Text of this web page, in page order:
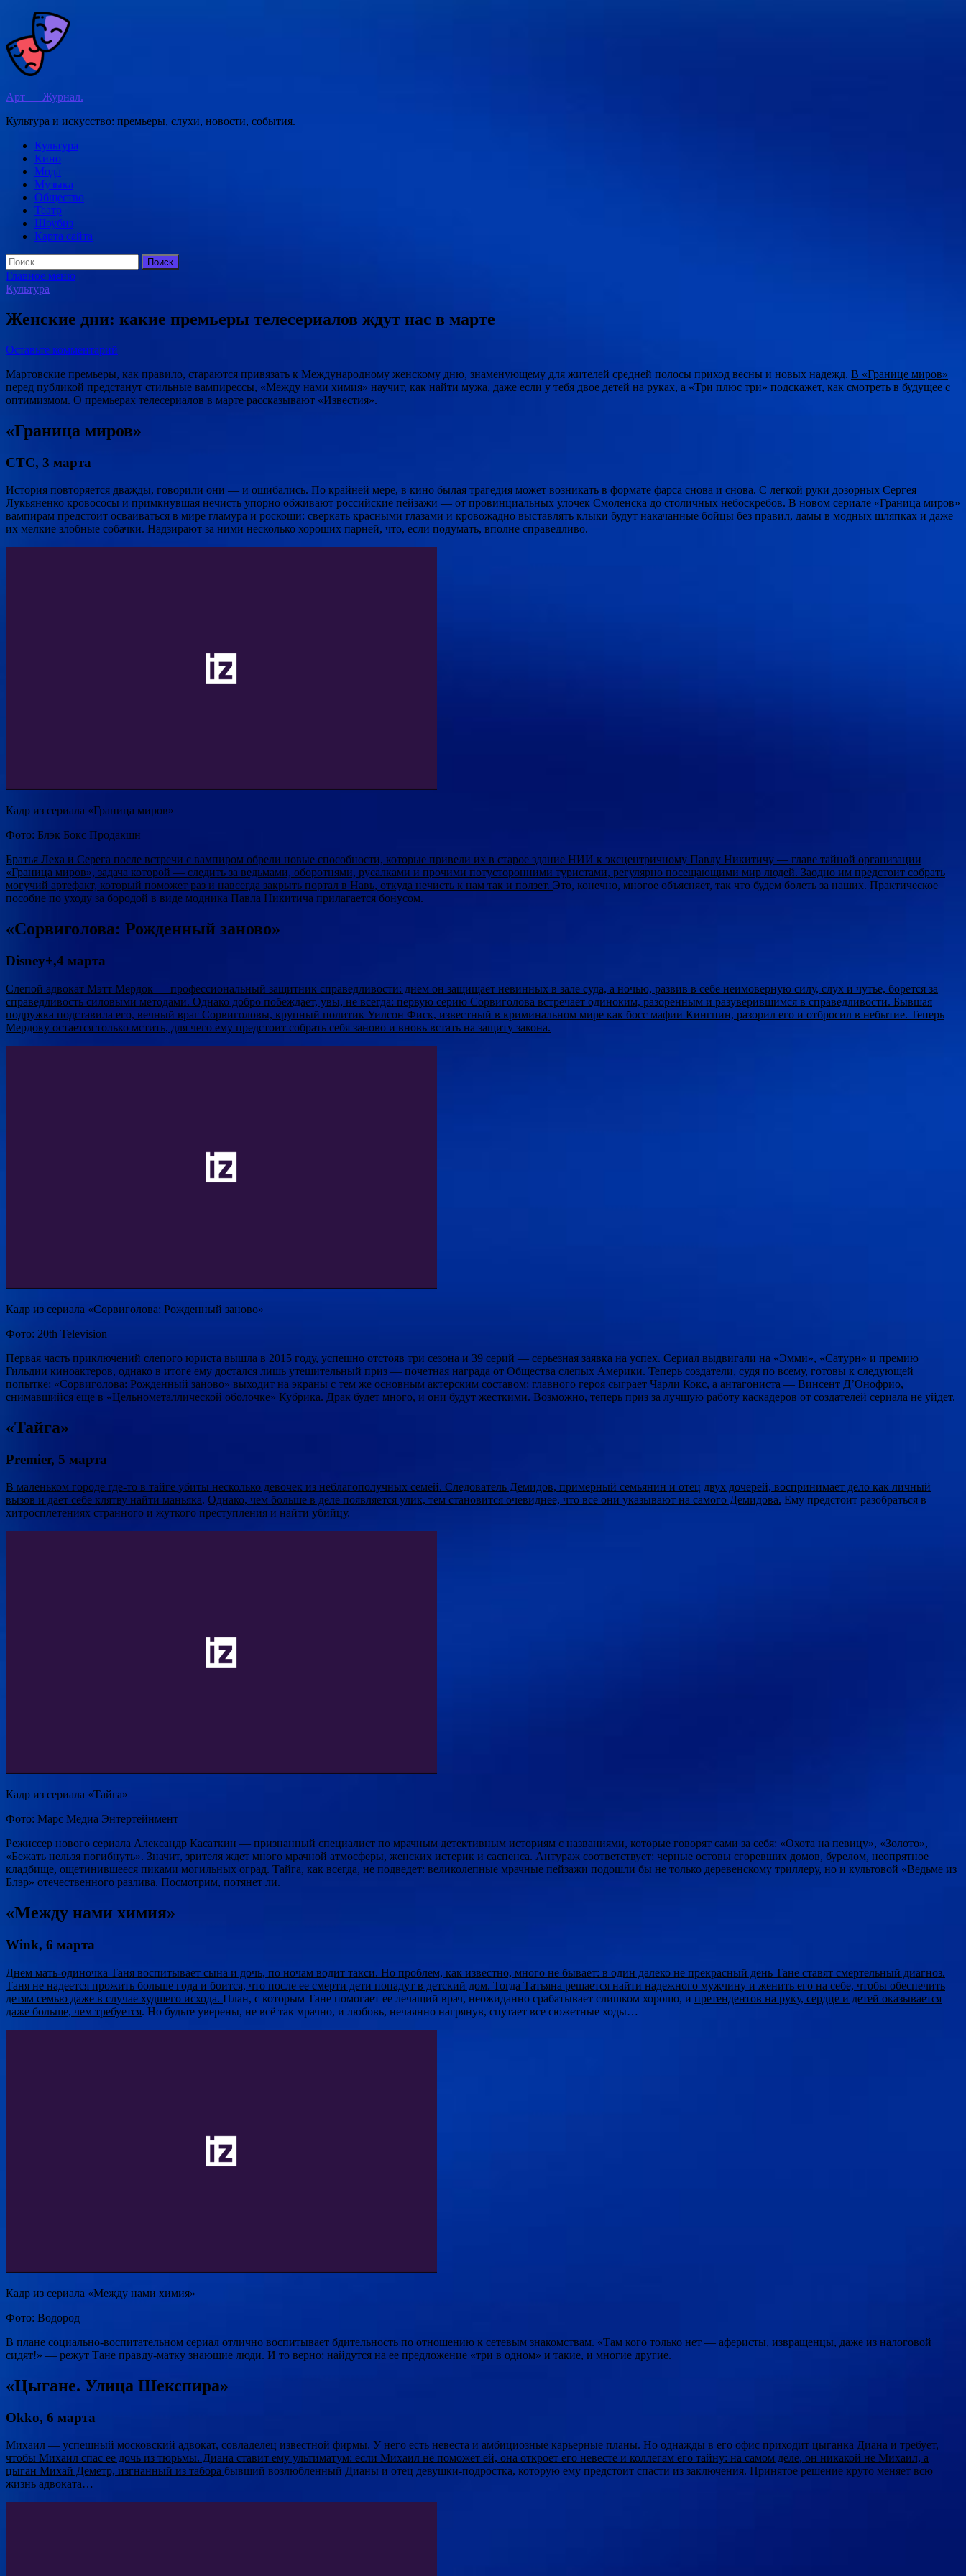
Перейти
содержимому
Арт — Журнал.
Культура и искусство: премьеры, слухи, новости, события.
Культура
Кино
Мода
Музыка
Общество
Театр
Шоубиз
Карта сайта
Найти:
Главное меню
Культура
Женские дни: какие премьеры телесериалов ждут нас в марте
Оставьте комментарий
Мартовские премьеры, как правило, стараются привязать к Международному женскому дню, знаменующему для жителей средней полосы приход весны и новых надежд. В «Границе миров»
перед публикой предстанут стильные вампирессы, «Между нами химия» научит, как найти мужа, даже если у тебя двое детей на руках, а «Три плюс три» подскажет, как смотреть в будущее с
оптимизмом. О премьерах телесериалов в марте рассказывают «Известия».
«Граница миров»
СТС, 3 марта
История повторяется дважды, говорили они — и ошибались. По крайней мере, в кино былая трагедия может возникать в формате фарса снова и снова. С легкой руки дозорных Сергея
Лукьяненко кровососы и примкнувшая нечисть упорно обживают российские пейзажи — от провинциальных улочек Смоленска до столичных небоскребов. В новом сериале «Граница миров»
вампирам предстоит осваиваться в мире гламура и роскоши: сверкать красными глазами и кровожадно выставлять клыки будут накачанные бойцы без правил, дамы в модных шляпках и даже
их мелкие злобные собачки. Надзирают за ними несколько хороших парней, что, если подумать, вполне справедливо.
Кадр из сериала «Граница миров»
Фото: Блэк Бокс Продакшн
Братья Леха и Серега после встречи с вампиром обрели новые способности, которые привели их в старое здание НИИ к эксцентричному Павлу Никитичу — главе тайной организации
«Граница миров», задача которой — следить за ведьмами, оборотнями, русалками и прочими потусторонними туристами, регулярно посещающими мир людей. Заодно им предстоит собрать
могучий артефакт, который поможет раз и навсегда закрыть портал в Навь, откуда нечисть к нам так и ползет. Это, конечно, многое объясняет, так что будем болеть за наших. Практическое
пособие по уходу за бородой в виде модника Павла Никитича прилагается бонусом.
«Сорвиголова: Рожденный заново»
Disney+,4 марта
Слепой адвокат Мэтт Мердок — профессиональный защитник справедливости: днем он защищает невинных в зале суда, а ночью, развив в себе неимоверную силу, слух и чутье, борется за
справедливость силовыми методами. Однако добро побеждает, увы, не всегда: первую серию Сорвиголова встречает одиноким, разоренным и разуверившимся в справедливости. Бывшая
подружка подставила его, вечный враг Сорвиголовы, крупный политик Уилсон Фиск, известный в криминальном мире как босс мафии Кингпин, разорил его и отбросил в небытие. Теперь
Мердоку остается только мстить, для чего ему предстоит собрать себя заново и вновь встать на защиту закона.
Кадр из сериала «Сорвиголова: Рожденный заново»
Фото: 20th Television
Первая часть приключений слепого юриста вышла в 2015 году, успешно отстояв три сезона и 39 серий — серьезная заявка на успех. Сериал выдвигали на «Эмми», «Сатурн» и премию
Гильдии киноактеров, однако в итоге ему достался лишь утешительный приз — почетная награда от Общества слепых Америки. Теперь создатели, судя по всему, готовы к следующей
попытке: «Сорвиголова: Рожденный заново» выходит на экраны с тем же основным актерским составом: главного героя сыграет Чарли Кокс, а антагониста — Винсент Д’Онофрио,
снимавшийся еще в «Цельнометаллической оболочке» Кубрика. Драк будет много, и они будут жесткими. Возможно, теперь приз за лучшую работу каскадеров от создателей сериала не уйдет.
«Тайга»
Premier, 5 марта
В маленьком городе где-то в тайге убиты несколько девочек из неблагополучных семей. Следователь Демидов, примерный семьянин и отец двух дочерей, воспринимает дело как личный
вызов и дает себе клятву найти маньяка. Однако, чем больше в деле появляется улик, тем становится очевиднее, что все они указывают на самого Демидова. Ему предстоит разобраться в
хитросплетениях странного и жуткого преступления и найти убийцу.
Кадр из сериала «Тайга»
Фото: Марс Медиа Энтертейнмент
Режиссер нового сериала Александр Касаткин — признанный специалист по мрачным детективным историям с названиями, которые говорят сами за себя: «Охота на певицу», «Золото»,
«Бежать нельзя погибнуть». Значит, зрителя ждет много мрачной атмосферы, женских истерик и саспенса. Антураж соответствует: черные остовы сгоревших домов, бурелом, неопрятное
кладбище, ощетинившееся пиками могильных оград. Тайга, как всегда, не подведет: великолепные мрачные пейзажи подошли бы не только деревенскому триллеру, но и культовой «Ведьме из
Блэр» отечественного разлива. Посмотрим, потянет ли.
«Между нами химия»
Wink, 6 марта
Днем мать-одиночка Таня воспитывает сына и дочь, по ночам водит такси. Но проблем, как известно, много не бывает: в один далеко не прекрасный день Тане ставят смертельный диагноз.
Таня не надеется прожить больше года и боится, что после ее смерти дети попадут в детский дом. Тогда Татьяна решается найти надежного мужчину и женить его на себе, чтобы обеспечить
детям семью даже в случае худшего исхода. План, с которым Тане помогает ее лечащий врач, неожиданно срабатывает слишком хорошо, и претендентов на руку, сердце и детей оказывается
даже больше, чем требуется. Но будьте уверены, не всё так мрачно, и любовь, нечаянно нагрянув, спутает все сюжетные ходы…
Кадр из сериала «Между нами химия»
Фото: Водород
В плане социально-воспитательном сериал отлично воспитывает бдительность по отношению к сетевым знакомствам. «Там кого только нет — аферисты, извращенцы, даже из налоговой
сидят!» — режут Тане правду-матку знающие люди. И то верно: найдутся на ее предложение «три в одном» и такие, и многие другие.
«Цыгане. Улица Шекспира»
Okko, 6 марта
Михаил — успешный московский адвокат, совладелец известной фирмы. У него есть невеста и амбициозные карьерные планы. Но однажды в его офис приходит цыганка Диана и требует,
чтобы Михаил спас ее дочь из тюрьмы. Диана ставит ему ультиматум: если Михаил не поможет ей, она откроет его невесте и коллегам его тайну: на самом деле, он никакой не Михаил, а
цыган Михай Деметр, изгнанный из табора бывший возлюбленный Дианы и отец девушки-подростка, которую ему предстоит спасти из заключения. Принятое решение круто меняет всю
жизнь адвоката…